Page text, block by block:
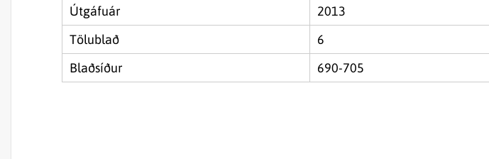
Útgáfuár
2013
Tölublað
6
Blaðsíður
690-705